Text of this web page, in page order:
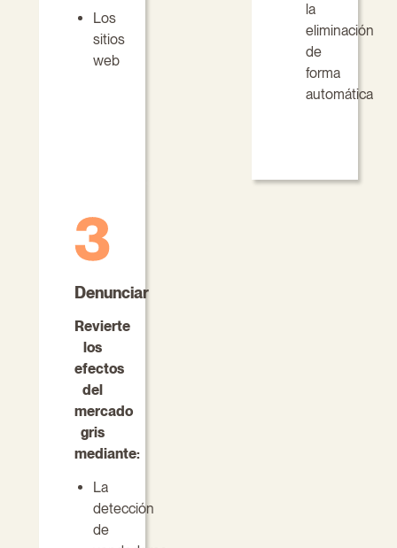
Los
sitios
web
la
eliminación
de
forma
automática
Denunciar
Revierte
los
efectos
del
mercado
gris
mediante:
La
detección
de